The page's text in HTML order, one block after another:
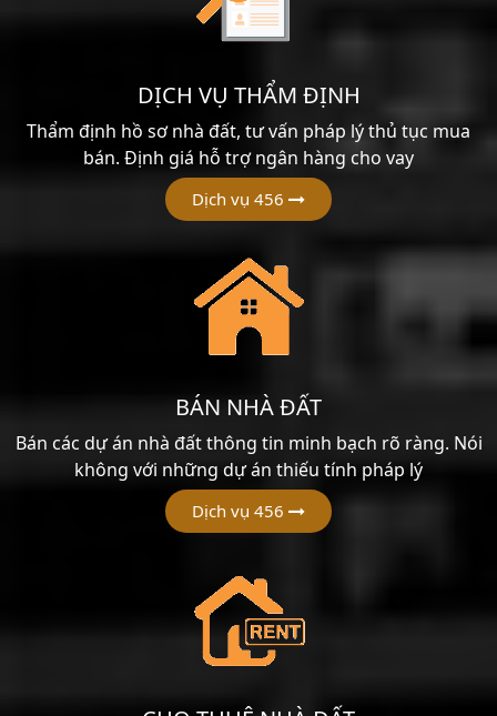
DỊCH VỤ THẨM ĐỊNH
Thẩm định hồ sơ nhà đất, tư vấn pháp lý thủ tục mua
bán. Định giá hỗ trợ ngân hàng cho vay
Dịch vụ 456
BÁN NHÀ ĐẤT
Bán các dự án nhà đất thông tin minh bạch rõ ràng. Nói
không với những dự án thiếu tính pháp lý
Dịch vụ 456